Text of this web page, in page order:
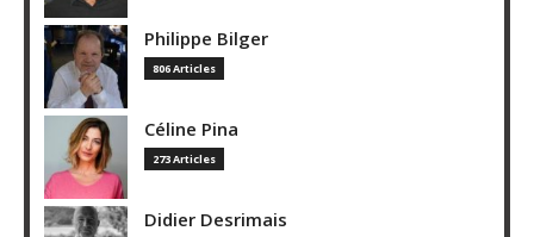
Philippe Bilger
806 Articles
Céline Pina
273 Articles
Didier Desrimais